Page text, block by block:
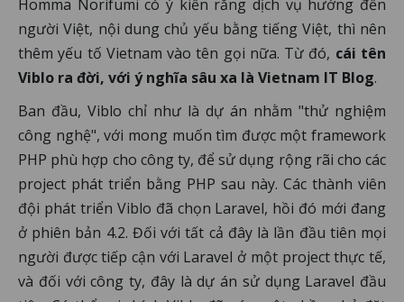
Homma Norifumi có ý kiến rằng dịch vụ hướng đến
người Việt, nội dung chủ yếu bằng tiếng Việt, thì nên
thêm yếu tố Vietnam vào tên gọi nữa. Từ đó, cái tên
Viblo ra đời, với ý nghĩa sâu xa là Vietnam IT Blog.
Ban đầu, Viblo chỉ như là dự án nhằm "thử nghiệm
công nghệ", với mong muốn tìm được một framework
PHP phù hợp cho công ty, để sử dụng rộng rãi cho các
project phát triển bằng PHP sau này. Các thành viên
đội phát triển Viblo đã chọn Laravel, hồi đó mới đang
ở phiên bản 4.2. Đối với tất cả đây là lần đầu tiên mọi
người được tiếp cận với Laravel ở một project thực tế,
và đối với công ty, đây là dự án sử dụng Laravel đầu